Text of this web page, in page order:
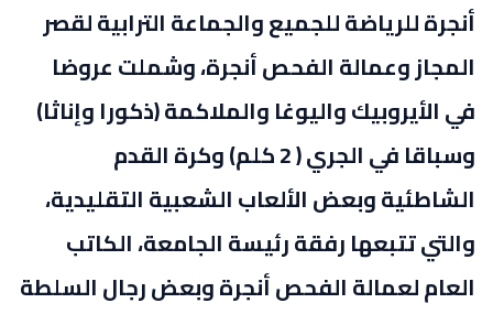
أنجرة للرياضة للجميع والجماعة الترابية لقصر
المجاز وعمالة الفحص أنجرة، وشملت عروضا
في الأيروبيك واليوغا والملاكمة (ذكورا وإناثا)
وسباقا في الجري ( 2 كلم) وكرة القدم
الشاطئية وبعض الألعاب الشعبية التقليدية،
والتي تتبعها رفقة رئيسة الجامعة، الكاتب
العام لعمالة الفحص أنجرة وبعض رجال السلطة